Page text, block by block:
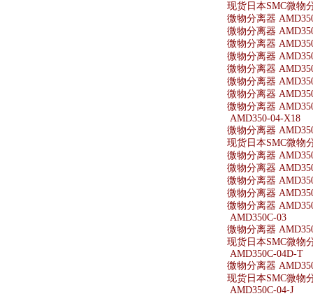
现货日本SMC微物
微物分离器
微物分离器
微物分离器
微物分离器
微物分离器
微物分离器
微物分离器
微物分离器
AMD350-04-X18
微物分离器
现货日本SMC微物
微物分离器
微物分离器
微物分离器
微物分离器
微物分离器
AMD350C-03
微物分离器
现货日本SMC微物
AMD350C-04D-T
微物分离器
现货日本SMC微物
AMD350C-04-J